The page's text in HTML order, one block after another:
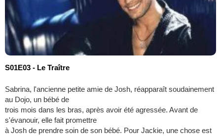
S01E03 - Le Traître
Sabrina, l'ancienne petite amie de Josh, réapparaît soudainement
au Dojo, un bébé de
trois mois dans les bras, après avoir été agressée. Avant de
s'évanouir, elle fait promettre
à Josh de prendre soin de son bébé. Pour Jackie, une chose est